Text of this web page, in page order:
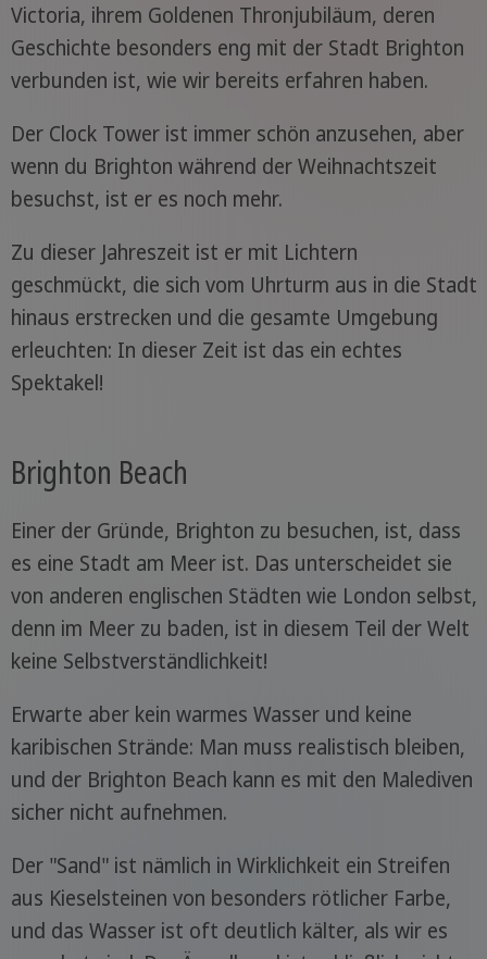
Victoria, ihrem Goldenen Thronjubiläum, deren
Geschichte besonders eng mit der Stadt Brighton
verbunden ist, wie wir bereits erfahren haben.
Der Clock Tower ist immer schön anzusehen, aber
wenn du Brighton während der Weihnachtszeit
besuchst, ist er es noch mehr.
Zu dieser Jahreszeit ist er mit Lichtern
geschmückt, die sich vom Uhrturm aus in die Stadt
hinaus erstrecken und die gesamte Umgebung
erleuchten: In dieser Zeit ist das ein echtes
Spektakel!
Brighton Beach
Einer der Gründe, Brighton zu besuchen, ist, dass
es eine Stadt am Meer ist. Das unterscheidet sie
von anderen englischen Städten wie London selbst,
denn im Meer zu baden, ist in diesem Teil der Welt
keine Selbstverständlichkeit!
Erwarte aber kein warmes Wasser und keine
karibischen Strände: Man muss realistisch bleiben,
und der Brighton Beach kann es mit den Malediven
sicher nicht aufnehmen.
Der "Sand" ist nämlich in Wirklichkeit ein Streifen
aus Kieselsteinen von besonders rötlicher Farbe,
und das Wasser ist oft deutlich kälter, als wir es